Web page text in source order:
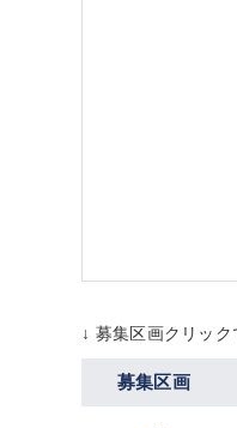
↓ 募集区画クリッ
募集区画